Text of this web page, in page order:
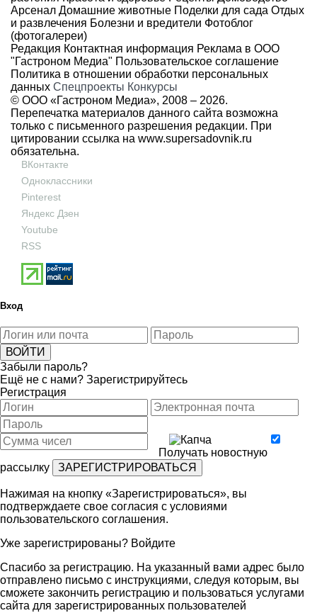
Арсенал Домашние животные Поделки для сада Отдых
и развлечения Болезни и вредители Фотоблог
(фотогалереи)
Редакция Контактная информация Реклама в ООО
"Гастроном Медиа" Пользовательское соглашение
Политика в отношении обработки персональных
данных Спецпроекты Конкурсы
© ООО «Гастроном Медиа», 2008 – 2026.
Перепечатка материалов данного сайта возможна
только с письменного разрешения редакции. При
цитировании ссылка на www.supersadovnik.ru
обязательна.
ВКонтакте
Одноклассники
Pinterest
Яндекс Дзен
Youtube
RSS
Вход
Забыли пароль?
Ещё не с нами? Зарегистрируйтесь
Регистрация
Получать новостную
рассылку
Нажимая на кнопку «Зарегистрироваться», вы
подтверждаете свое согласия с условиями
пользовательского соглашения.
Уже зарегистрированы? Войдите
Спасибо за регистрацию. На указанный вами адрес было
отправлено письмо с инструкциями, следуя которым, вы
сможете закончить регистрацию и пользоваться услугами
сайта для зарегистрированных пользователей